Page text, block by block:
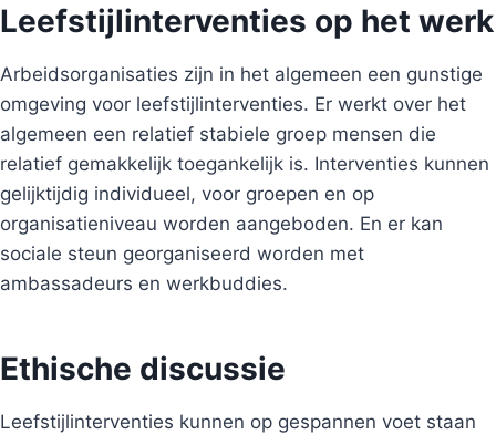
Leefstijlinterventies op het werk
Arbeidsorganisaties zijn in het algemeen een gunstige
omgeving voor leefstijlinterventies. Er werkt over het
algemeen een relatief stabiele groep mensen die
relatief gemakkelijk toegankelijk is. Interventies kunnen
gelijktijdig individueel, voor groepen en op
organisatieniveau worden aangeboden. En er kan
sociale steun georganiseerd worden met
ambassadeurs en werkbuddies.
Ethische discussie
Leefstijlinterventies kunnen op gespannen voet staan